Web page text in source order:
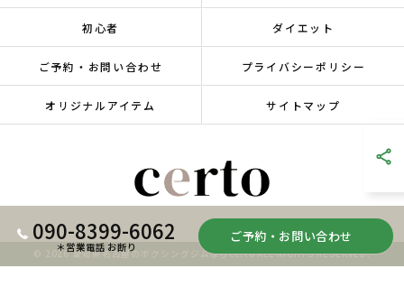
090-8399-6062
＊営業電話 お断り
ご予約・お問い合わせ
初心者 ダイエット
ご予約・お問い合わせ プライバシーポリシー
オリジナルアイテム サイトマップ
© 2026 愛知県名古屋のボクシングジムならcerto ALL RIGHTS RESERVED.